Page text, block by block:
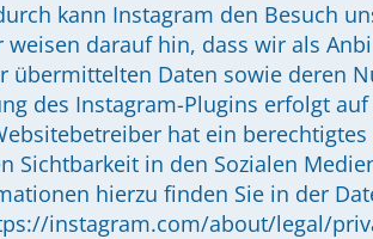
kann Instagram den Besuch
weisen darauf hin, dass wir als
übermittelten Daten sowie deren
des Instagram-Plugins erfolgt
hat ein
Sichtbarkeit in den Sozialen
hierzu finden Sie in der
instagram.com/about/legal/